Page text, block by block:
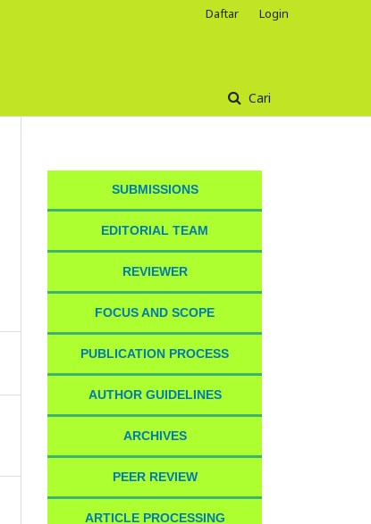
Cari
Daftar Login
SUBMISSIONS
EDITORIAL TEAM
REVIEWER
FOCUS AND SCOPE
PUBLICATION PROCESS
AUTHOR GUIDELINES
ARCHIVES
PEER REVIEW
ARTICLE PROCESSING